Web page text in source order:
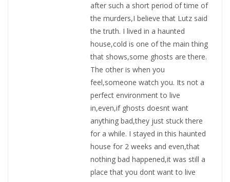
after such a short period of time of
the murders,I believe that Lutz said
the truth. I lived in a haunted
house,cold is one of the main thing
that shows,some ghosts are there.
The other is when you
feel,someone watch you. Its not a
perfect environment to live
in,even,if ghosts doesnt want
anything bad,they just stuck there
for a while. I stayed in this haunted
house for 2 weeks and even,that
nothing bad happened,it was still a
place that you dont want to live